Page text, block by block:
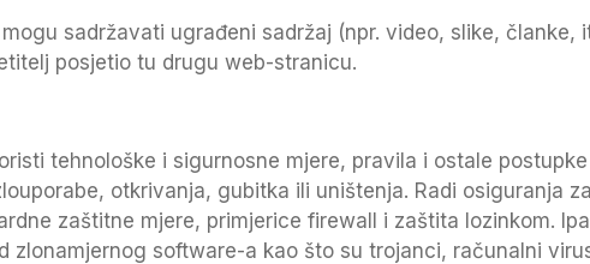
sadržavati ugrađeni sadržaj (npr. video, slike,
posjetio tu drugu web-stranicu.
tehnološke i sigurnosne mjere, pravila i ostale
otkrivanja, gubitka ili uništenja. Radi osiguranja
zaštitne mjere, primjerice firewall i zaštita lozinkom.
zlonamjernog software-a kao što su trojanci, računalni